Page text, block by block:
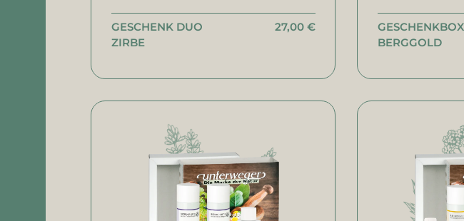
GESCHENK DUO
ZIRBE
27,00 €
GESCHENKBOX
BERGGOLD